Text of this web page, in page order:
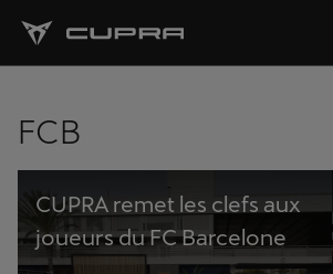
FCB
CUPRA remet les clefs aux
joueurs du FC Barcelone